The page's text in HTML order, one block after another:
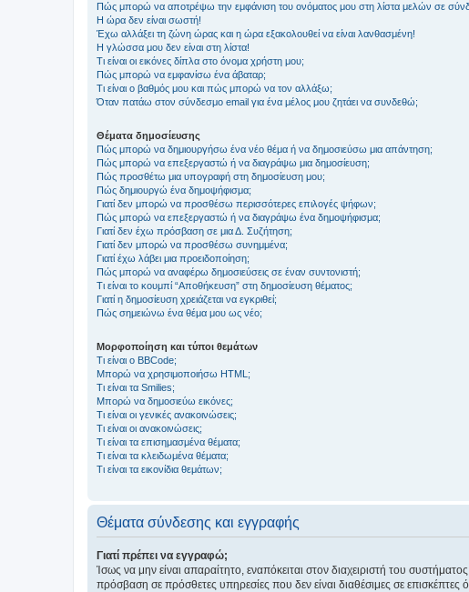
Πώς μπορώ να αποτρέψω την εμφάνιση του ονόματος μου στη λίστα μελών σε
Η ώρα δεν είναι σωστή!
Έχω αλλάξει τη ζώνη ώρας και η ώρα εξακολουθεί να είναι λανθασμένη!
Η γλώσσα μου δεν είναι στη λίστα!
Τι είναι οι εικόνες δίπλα στο όνομα χρήστη μου;
Πώς μπορώ να εμφανίσω ένα άβαταρ;
Τι είναι ο βαθμός μου και πώς μπορώ να τον αλλάξω;
Όταν πατάω στον σύνδεσμο email για ένα μέλος μου ζητάει να συνδεθώ;
Θέματα δημοσίευσης
Πώς μπορώ να δημιουργήσω ένα νέο θέμα ή να δημοσιεύσω μια απάντηση;
Πώς μπορώ να επεξεργαστώ ή να διαγράψω μια δημοσίευση;
Πώς προσθέτω μια υπογραφή στη δημοσίευση μου;
Πώς δημιουργώ ένα δημοψήφισμα;
Γιατί δεν μπορώ να προσθέσω περισσότερες επιλογές ψήφων;
Πώς μπορώ να επεξεργαστώ ή να διαγράψω ένα δημοψήφισμα;
Γιατί δεν έχω πρόσβαση σε μια Δ. Συζήτηση;
Γιατί δεν μπορώ να προσθέσω συνημμένα;
Γιατί έχω λάβει μια προειδοποίηση;
Πώς μπορώ να αναφέρω δημοσιεύσεις σε έναν συντονιστή;
Τι είναι το κουμπί “Αποθήκευση” στη δημοσίευση θέματος;
Γιατί η δημοσίευση χρειάζεται να εγκριθεί;
Πώς σημειώνω ένα θέμα μου ως νέο;
Μορφοποίηση και τύποι θεμάτων
Τι είναι ο BBCode;
Μπορώ να χρησιμοποιήσω HTML;
Τι είναι τα Smilies;
Μπορώ να δημοσιεύω εικόνες;
Τι είναι οι γενικές ανακοινώσεις;
Τι είναι οι ανακοινώσεις;
Τι είναι τα επισημασμένα θέματα;
Τι είναι τα κλειδωμένα θέματα;
Τι είναι τα εικονίδια θεμάτων;
Θέματα σύνδεσης και εγγραφής
Γιατί πρέπει να εγγραφώ;
Ίσως να μην είναι απαραίτητο, εναπόκειται στον διαχειριστή του
πρόσβαση σε πρόσθετες υπηρεσίες που δεν είναι διαθέσιμες σε